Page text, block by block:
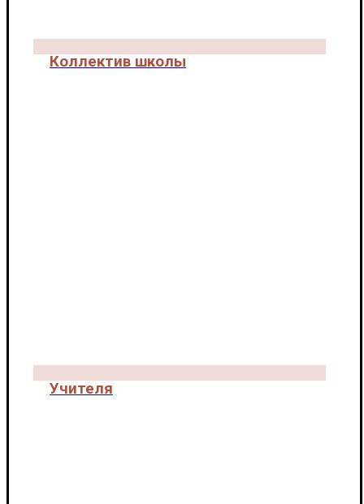
Коллектив школы
Учителя